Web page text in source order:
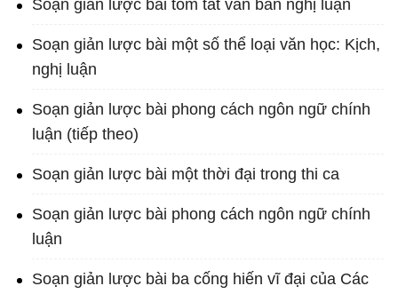
Soạn giản lược bài tóm tắt văn bản nghị luận
Soạn giản lược bài một số thể loại văn học: Kịch,
nghị luận
Soạn giản lược bài phong cách ngôn ngữ chính
luận (tiếp theo)
Soạn giản lược bài một thời đại trong thi ca
Soạn giản lược bài phong cách ngôn ngữ chính
luận
Soạn giản lược bài ba cống hiến vĩ đại của Các